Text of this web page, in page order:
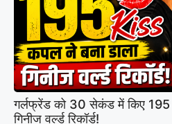
गर्लफ्रेंड को 30 सेकंड में किए
गिनीज वर्ल्ड रिकॉर्ड!